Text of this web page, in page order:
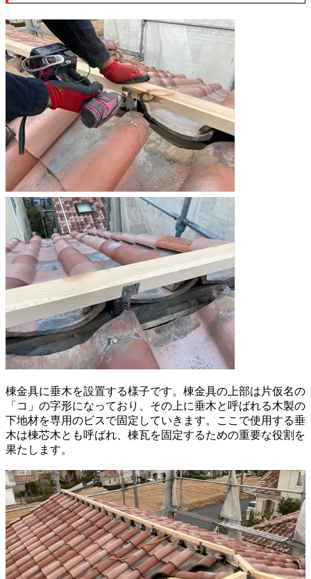
棟金具に垂木を設置する様子です。棟金具の上部は片仮名の
「コ」の字形になっており、その上に垂木と呼ばれる木製の
下地材を専用のビスで固定していきます。ここで使用する垂
木は棟芯木とも呼ばれ、棟瓦を固定するための重要な役割を
果たします。